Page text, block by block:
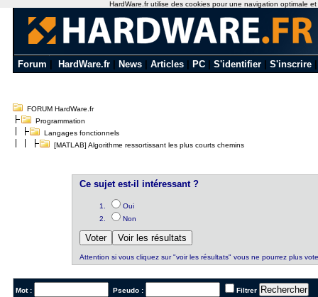
Forum HardWare.fr News Articles PC S'identifier S'inscrire
FORUM HardWare.fr
Programmation
Langages fonctionnels
[MATLAB] Algorithme ressortissant les plus courts chemins
Ce sujet est-il intéressant ?
Oui
Non
Attention si vous cliquez sur "voir les résultats" vous ne pourrez plus
Mot : Pseudo : Filtrer
HardWare.fr utilise des cookies pour une navigation optimale